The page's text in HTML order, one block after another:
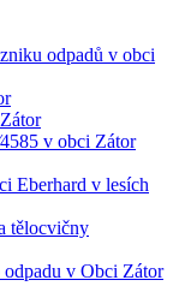
odpadů v obci
v obci Zátor
Eberhard v lesích
tělocvičny
v Obci Zátor